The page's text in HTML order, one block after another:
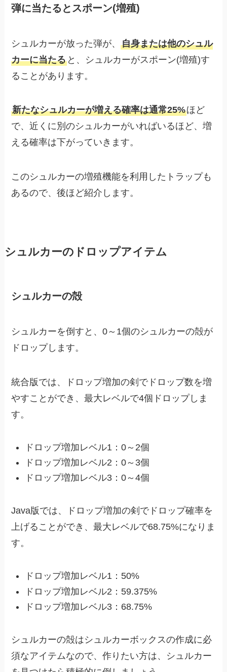
弾に当たるとスポーン(増殖)
シュルカーが放った弾が、自身または他のシュル
カーに当たる と、シュルカーがスポーン(増殖)す
ることがあります。
新たなシュルカーが増える確率は通常25%ほど
で、近くに別のシュルカーがいればいるほど、増
える確率は下がっていきます。
このシュルカーの増殖機能を利用したトラップも
あるので、後ほど紹介します。
シュルカーのドロップアイテム
シュルカーの殻
シュルカーを倒すと、0～1個のシュルカーの殻が
ドロップします。
統合版では、ドロップ増加の剣でドロップ数を増
やすことができ、最大レベルで4個ドロップしま
す。
ドロップ増加レベル1：0～2個
ドロップ増加レベル2：0～3個
ドロップ増加レベル3：0～4個
Java版では、ドロップ増加の剣でドロップ確率を
上げることができ、最大レベルで68.75%になりま
す。
ドロップ増加レベル1：50%
ドロップ増加レベル2：59.375%
ドロップ増加レベル3：68.75%
シュルカーの殻はシュルカーボックスの作成に必
須なアイテムなので、作りたい方は、シュルカー